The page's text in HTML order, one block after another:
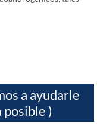
a ayudarle
posible )